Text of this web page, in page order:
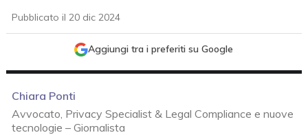
Pubblicato il 20 dic 2024
Aggiungi tra i preferiti su Google
Chiara Ponti
Avvocato, Privacy Specialist & Legal Compliance e nuove
tecnologie – Giornalista